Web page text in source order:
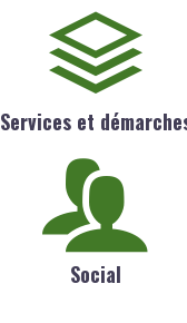
Services et
Social